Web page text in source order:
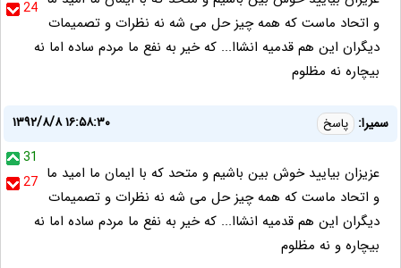
24
و اتحاد ماست که همه چیز حل می شه نه نظرات و تصمیمات
دیگران این هم قدمیه انشاا... که خیر به نفع ما مردم ساده اما نه
بیچاره نه مظلوم
سمیرا: پاسخ
۱۳۹۲/۸/۸ ۱۶:۵۸:۳۰
31
27 عزیزان بیایید خوش بین باشیم و متحد که با ایمان ما امید ما
و اتحاد ماست که همه چیز حل می شه نه نظرات و تصمیمات
دیگران این هم قدمیه انشاا... که خیر به نفع ما مردم ساده اما نه
بیچاره و نه مظلوم